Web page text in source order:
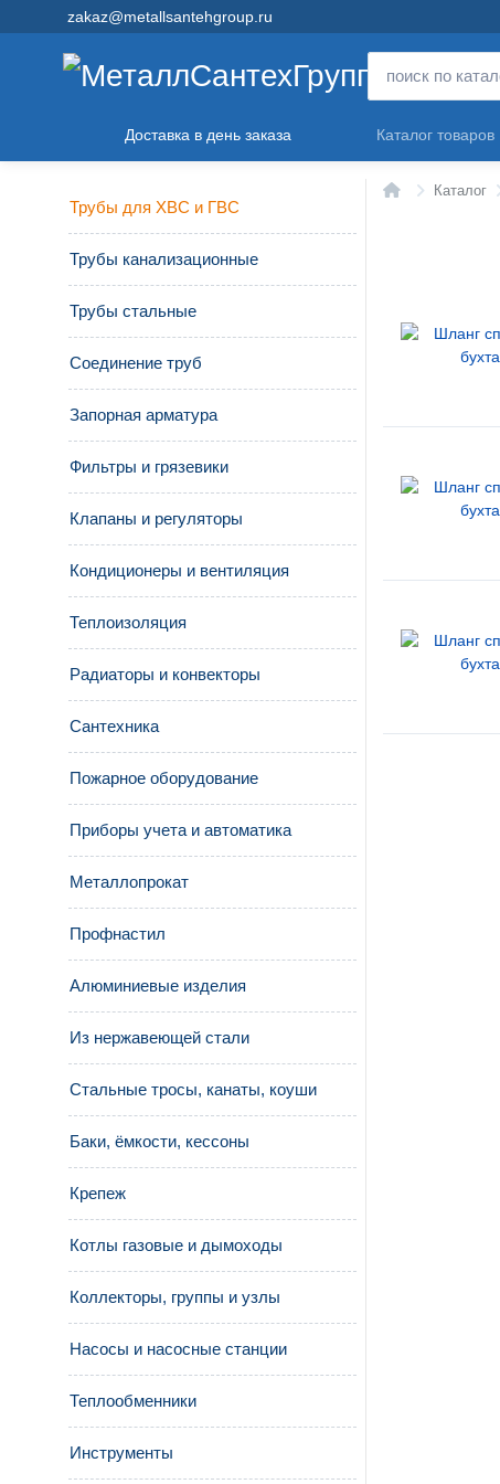
zakaz@metallsantehgroup.ru
Доставка в день заказа Каталог товаров
Трубы для ХВС и ГВС
Трубы канализационные
Трубы стальные
Соединение труб
Запорная арматура
Фильтры и грязевики
Клапаны и регуляторы
Кондиционеры и вентиляция
Теплоизоляция
Радиаторы и конвекторы
Сантехника
Пожарное оборудование
Приборы учета и автоматика
Металлопрокат
Профнастил
Алюминиевые изделия
Из нержавеющей стали
Стальные тросы, канаты, коуши
Баки, ёмкости, кессоны
Крепеж
Котлы газовые и дымоходы
Коллекторы, группы и узлы
Насосы и насосные станции
Теплообменники
Инструменты
ГлавнаяКаталог